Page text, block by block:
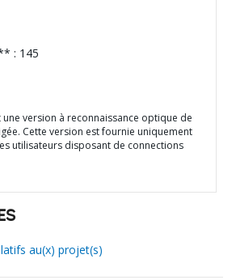
: 145
version à reconnaissance optique de
Cette version est fournie uniquement
utilisateurs disposant de connections
au(x) projet(s)